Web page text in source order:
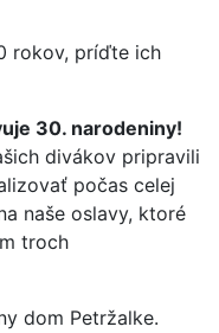
rokov, príďte ich
30. narodeniny!
divákov pripravili
počas celej
naše oslavy, ktoré
troch
dom Petržalke.